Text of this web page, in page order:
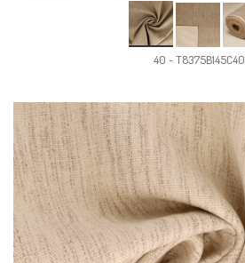
40 - T8375B145C40